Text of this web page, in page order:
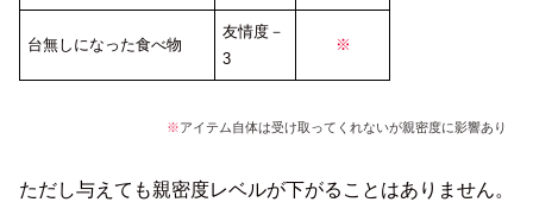
台無しになった食べ物
友情度－
3
※
※アイテム自体は受け取ってくれないが親密度に影響あり
ただし与えても親密度レベルが下がることはありません。